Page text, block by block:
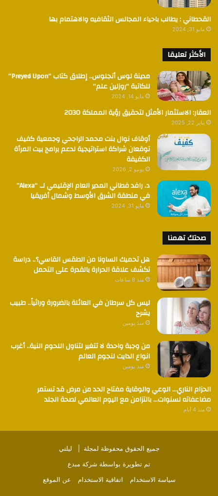
القحطاني : يطالب باحياء المجالس الثقافيه والاهتمام بها
مايو 31, 2024
الأكثر تعليقا
مدينة لوس أنجلوس.. إطلاق كتاب “Preyed Upon”
للكاتبة “روزلين علم”
مايو 14, 2024
العقار: الاستثمار الأمثل لتحقيق رؤية المملكة 2030
يناير 22, 2025
أوقاف نوال بنت محمد الراجحي وجمعية كفيف
توقعان شراكة استراتيجية لدعم برامج بيت المرأة
الكفيفة
يونيو 2, 2026
د. رافد فطاني المدير العام الإقليمي لـ. “Alexa”
في منطقة الشرق الأوسط وشمال أفريقيا
مايو 31, 2024
صحتك تهمنا
هل تحميك الساونا من الطقس القاسي؟.. دراسة
تكشف علاقة الحرارة بالقدرة على التحمل
منذ 8 ساعات
ليس كل سرطان في العائلة بالضرورة وراثياً.. طبيب
يشرح
منذ يومين
من وجبة واحدة لا تتغير لتناول اللحوم النية.. أغرب
انواع الدايت لنجوم العالم
منذ يومين
الحزام الناري… الوعي والوقاية مفتاح الحد من مرض قد تستمر
مضاعفاته لسنوات… بالتزامن مع اليوم العالمي لصحة الجلد
منذ 4 أيام
جميع الحقوق محفوظة لمجلة | ليلتي
تم تطويرة بواسطة شركة مبدع
سياسة الاستخدام
اتفاقية الاستخدام عن الموقع